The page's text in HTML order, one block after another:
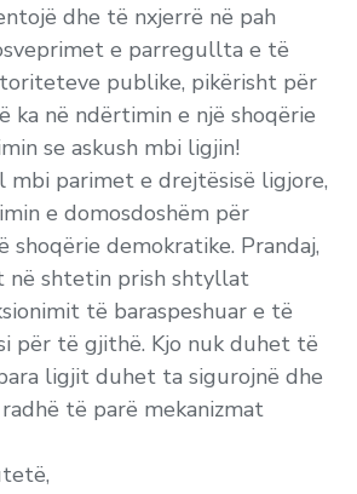
dhe të nxjerrë në pah
e parregullta e të
publike, pikërisht për
ka në ndërtimin e një shoqërie
se askush mbi ligjin!
mbi parimet e drejtësisë ligjore,
e domosdoshëm për
shoqërie demokratike. Prandaj,
në shtetin prish shtyllat
të baraspeshuar e të
për të gjithë. Kjo nuk duhet të
ligjit duhet ta sigurojnë dhe
të parë mekanizmat